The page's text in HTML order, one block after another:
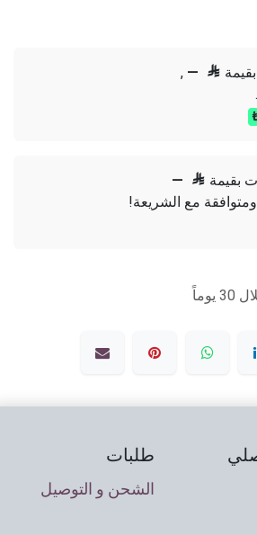

—
,

—
مع الشريعة!
طلبات
الشحن و التوصيل